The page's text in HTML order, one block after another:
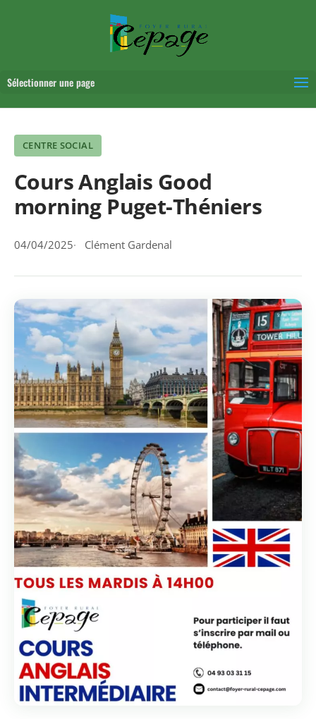
Sélectionner une page
CENTRE SOCIAL
Cours Anglais Good
morning Puget-Théniers
04/04/2025 Clément Gardenal